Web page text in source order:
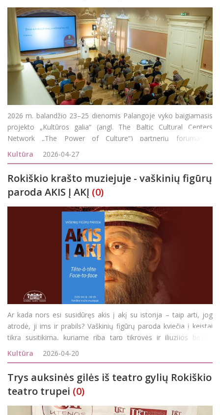
2026 m. balandžio 23–25 dienomis Palangoje vyko baigiamasis
projekto „Kultūros galia“ (angl. The Baltic Cultural Centers
Network „The Power of Culture“) partnerių forumas -
konferencija, subūrusi kultūros centrų atstovus iš Lietuvos,
Kultūra 2026-04-27
Rokiškio krašto muziejuje - vaškinių figūrų
paroda AKIS Į AKĮ (0)
Ar kada nors esi susidūręs akis į akį su istorija – taip arti, jog
atrodė, ji ims ir prabils? Vaškinių figūrų paroda kviečia į keistai
tikrą susitikimą, kuriame riba tarp tikrovės ir iliuzijos beveik
išnyksta. Čia žvilgsniai seka, šypsenos slepia paslaptis, o kiekvien
Kultūra 2026-04-20
Trys auksinės gilės iš teatro gylių Rokiškio
teatro trupei (0)